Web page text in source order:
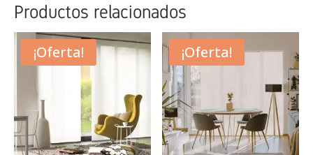
Productos relacionados
¡Oferta! ¡Oferta!